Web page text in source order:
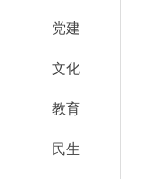
党建
文化
教育
民生